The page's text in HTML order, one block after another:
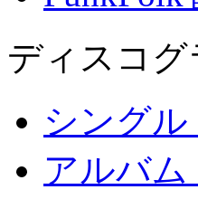
ディスコグ
シングル
アルバ